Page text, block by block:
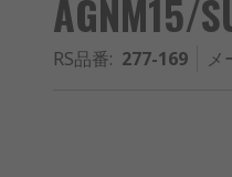
AGNM15/
RS品番: 277-169 メ